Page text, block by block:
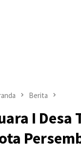
Berita
I Desa